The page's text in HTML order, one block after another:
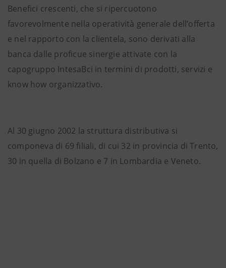
Benefici crescenti, che si ripercuotono
favorevolmente nella operatività generale dell’offerta
e nel rapporto con la clientela, sono derivati alla
banca dalle proficue sinergie attivate con la
capogruppo IntesaBci in termini di prodotti, servizi e
know how organizzativo.
Al 30 giugno 2002 la struttura distributiva si
componeva di 69 filiali, di cui 32 in provincia di Trento,
30 in quella di Bolzano e 7 in Lombardia e Veneto.